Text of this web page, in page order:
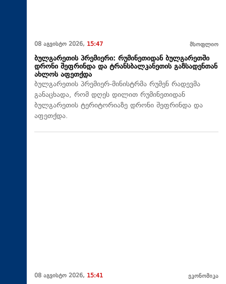
08 აგვისტო 2026, 15:47 მსოფლიო
ბულგარეთის პრემიერი: რუმინეთიდან ბულგარეთში
დრონი შეფრინდა და ტრანსბალკანეთის გაზსადენთან
ახლოს აფეთქდა
ბულგარეთის პრემიერ-მინისტრმა რუმენ რადევმა
განაცხადა, რომ დღეს დილით რუმინეთიდან
ბულგარეთის ტერიტორიაზე დრონი შეფრინდა და
აფეთქდა.
08 აგვისტო 2026, 15:41 ეკონომიკა